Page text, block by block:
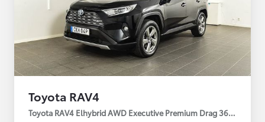
Toyota RAV4
Toyota RAV4 Elhybrid AWD Executive Premium Drag 360-kamera